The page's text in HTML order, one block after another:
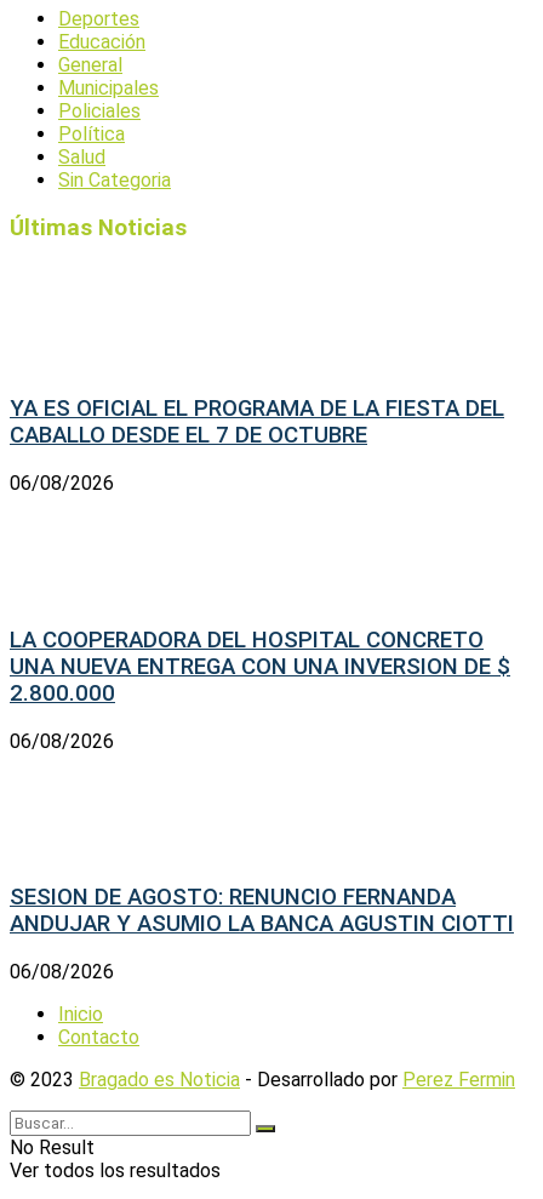
Deportes
Educación
General
Municipales
Policiales
Política
Salud
Sin Categoria
Últimas Noticias
YA ES OFICIAL EL PROGRAMA DE LA FIESTA DEL
CABALLO DESDE EL 7 DE OCTUBRE
06/08/2026
LA COOPERADORA DEL HOSPITAL CONCRETO
UNA NUEVA ENTREGA CON UNA INVERSION DE $
2.800.000
06/08/2026
SESION DE AGOSTO: RENUNCIO FERNANDA
ANDUJAR Y ASUMIO LA BANCA AGUSTIN CIOTTI
06/08/2026
Inicio
Contacto
© 2023 Bragado es Noticia - Desarrollado por Perez Fermin
No Result
Ver todos los resultados